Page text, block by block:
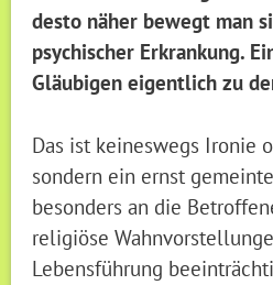
desto näher bewegt man
psychischer Erkrankung.
Gläubigen eigentlich zu
Das ist keineswegs Ironie
sondern ein ernst
besonders an die
religiöse
Lebensführung